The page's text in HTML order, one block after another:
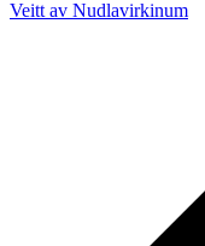
Veitt av Nudlavirkinum